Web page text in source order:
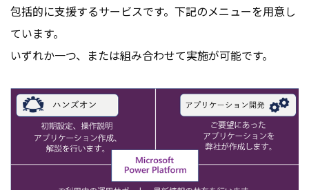
包括的に支援するサービスです。下記のメニューを用意し
ています。
いずれか一つ、または組み合わせて実施が可能です。